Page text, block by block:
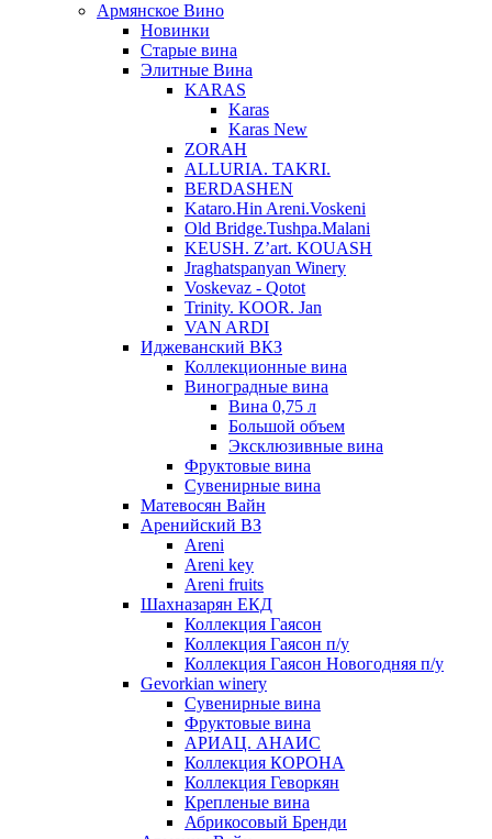
Армянское Вино
Новинки
Старые вина
Элитные Вина
KARAS
Karas
Karas New
ZORAH
ALLURIA. TAKRI.
BERDASHEN
Kataro.Hin Areni.Voskeni
Old Bridge.Tushpa.Malani
KEUSH. Z’art. KOUASH
Jraghatspanyan Winery
Voskevaz - Qotot
Trinity. KOOR. Jan
VAN ARDI
Иджеванский ВКЗ
Коллекционные вина
Виноградные вина
Вина 0,75 л
Большой объем
Эксклюзивные вина
Фруктовые вина
Cувенирные вина
Матевосян Вайн
Аренийский ВЗ
Areni
Areni key
Areni fruits
Шахназарян ЕКД
Коллекция Гаясон
Коллекция Гаясон п/у
Коллекция Гаясон Новогодняя п/у
Gevorkian winery
Сувенирные вина
Фруктовые вина
АРИАЦ. АНАИС
Коллекция КОРОНА
Коллекция Геворкян
Крепленые вина
Абрикосовый Бренди